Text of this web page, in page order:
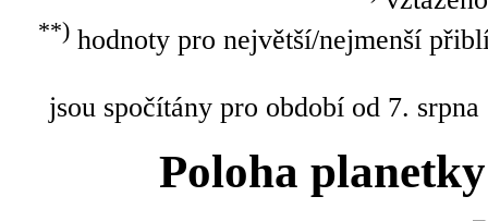
**)hodnoty pro největší/nejmenší
jsou spočítány pro období od 7.
Poloha